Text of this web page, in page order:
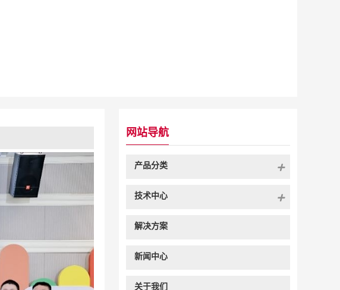
网站导航
产品分类
技术中心
解决方案
新闻中心
关于我们